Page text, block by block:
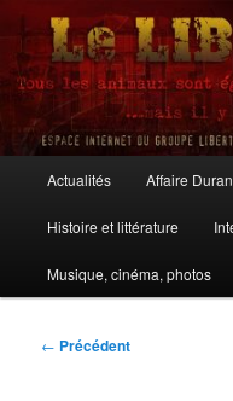
Aller
contenu
principalLe Libertaire
principal
Actualités Affaire
Histoire et littérature
Musique, cinéma, photos
Navigation
← Précédent